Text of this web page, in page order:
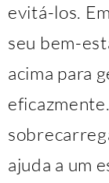
evitá-los.
seu bem-
acima para
ajuda a um